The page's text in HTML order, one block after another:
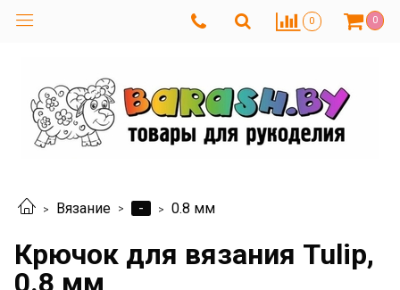
0 0
Вязание - 0.8 мм
Крючок для вязания Tulip,
0.8 мм